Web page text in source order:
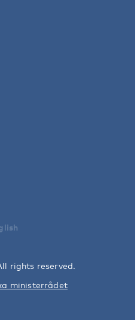
rights reserved.
ministerrådet